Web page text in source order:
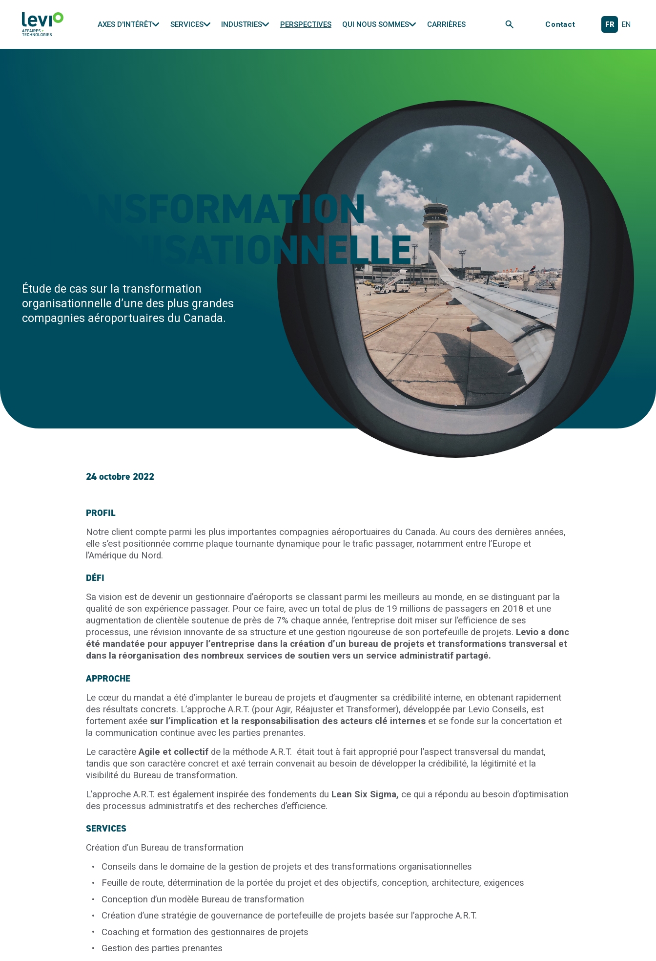
AXES D'INTÉRÊT SERVICES INDUSTRIES PERSPECTIVES QUI NOUS SOMMES CARRIÈRES Rechercher
Contact FR EN
TRANSFORMATION
ORGANISATIONNELLE
Étude de cas sur la transformation
organisationnelle d’une des plus grandes
compagnies aéroportuaires du Canada.
24 octobre 2022
PROFIL
Notre client compte parmi les plus importantes compagnies aéroportuaires du Canada. Au cours des dernières années,
elle s’est positionnée comme plaque tournante dynamique pour le trafic passager, notamment entre l’Europe et
l’Amérique du Nord.
DÉFI
Sa vision est de devenir un gestionnaire d’aéroports se classant parmi les meilleurs au monde, en se distinguant par la
qualité de son expérience passager. Pour ce faire, avec un total de plus de 19 millions de passagers en 2018 et une
augmentation de clientèle soutenue de près de 7% chaque année, l’entreprise doit miser sur l’efficience de ses
processus, une révision innovante de sa structure et une gestion rigoureuse de son portefeuille de projets. Levio a donc
été mandatée pour appuyer l’entreprise dans la création d’un bureau de projets et transformations transversal et
dans la réorganisation des nombreux services de soutien vers un service administratif partagé.
APPROCHE
Le cœur du mandat a été d’implanter le bureau de projets et d’augmenter sa crédibilité interne, en obtenant rapidement
des résultats concrets. L’approche A.R.T. (pour Agir, Réajuster et Transformer), développée par Levio Conseils, est
fortement axée sur l’implication et la responsabilisation des acteurs clé internes et se fonde sur la concertation et
la communication continue avec les parties prenantes.
Le caractèreAgile et collectif de la méthode A.R.T. était tout à fait approprié pour l’aspect transversal du mandat,
tandis que son caractère concret et axé terrain convenait au besoin de développer la crédibilité, la légitimité et la
visibilité du Bureau de transformation.
L’approche A.R.T. est également inspirée des fondements du Lean Six Sigma, ce qui a répondu au besoin d’optimisation
des processus administratifs et des recherches d’efficience.
SERVICES
Création d’un Bureau de transformation
Conseils dans le domaine de la gestion de projets et des transformations organisationnelles
Feuille de route, détermination de la portée du projet et des objectifs, conception, architecture, exigences
Conception d’un modèle Bureau de transformation
Création d’une stratégie de gouvernance de portefeuille de projets basée sur l’approche A.R.T.
Coaching et formation des gestionnaires de projets
Gestion des parties prenantes